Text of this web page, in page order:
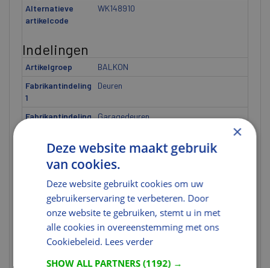
Alternatieve
artikelcode
WK148910
Indelingen
Artikelgroep
BALKON
Fabrikantindeling
1
Deuren
Fabrikantindeling Garagedeuren
Fabrikantindeling
WK3501
Afmetingen
Hoogte (mm)
54
Afmeting
D= 54 mm
Dikte [ETIM]
U heeft niet de juiste rechten
×
Deze website maakt gebruik
van cookies.
Deze website gebruikt cookies om uw
gebruikerservaring te verbeteren. Door
onze website te gebruiken, stemt u in met
alle cookies in overeenstemming met ons
Cookiebeleid. Lees verder
SHOW ALL PARTNERS(1192) →